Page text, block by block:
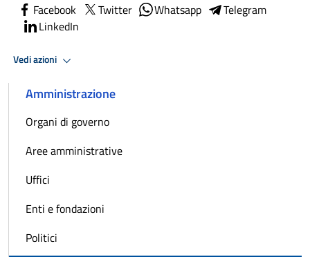
Facebook Twitter Whatsapp
Telegram
LinkedIn
Vedi azioni
Amministrazione
Organi di governo
Aree amministrative
Uffici
Enti e fondazioni
Politici